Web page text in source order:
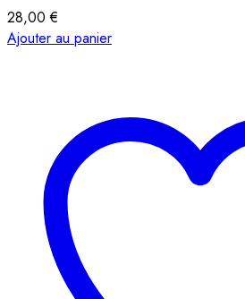
28,00€
Ajouter au panier